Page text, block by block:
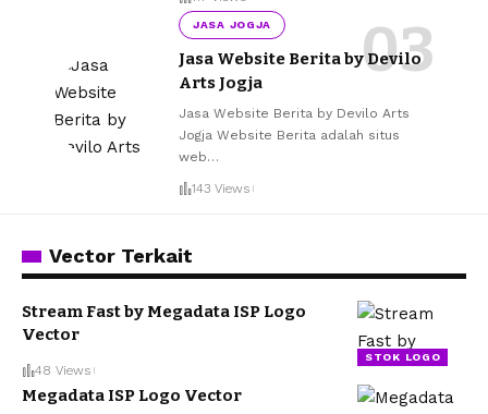
JASA JOGJA
Jasa Website Berita by Devilo
Arts Jogja
Jasa Website Berita by Devilo Arts
Jogja Website Berita adalah situs
web…
143 Views
Vector Terkait
STOK LOGO
Stream Fast by Megadata ISP Logo
Vector
48 Views
Megadata ISP Logo Vector